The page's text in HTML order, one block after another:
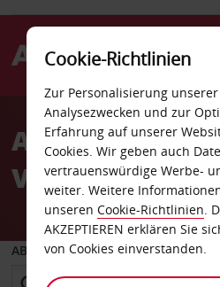
Avis
Visalia Ca
ABHOLEN VON
Cookie-Richtlinien
Zur Personalisierung
Analysezwecken und zur
Erfahrung auf unserer
Cookies. Wir geben auch
vertrauenswürdige Werbe-
weiter. Weitere
unseren Cookie-Richtlinien.
AKZEPTIEREN erklären Sie
von Cookies einverstanden.